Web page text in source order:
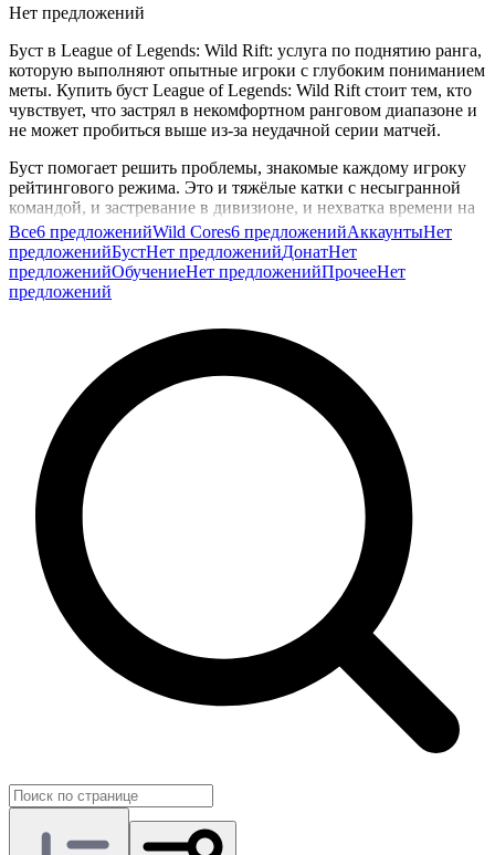
Нет предложений
Буст в League of Legends: Wild Rift: услуга по поднятию ранга,
которую выполняют опытные игроки с глубоким пониманием
меты. Купить буст League of Legends: Wild Rift стоит тем, кто
чувствует, что застрял в некомфортном ранговом диапазоне и
не может пробиться выше из-за неудачной серии матчей.
Буст помогает решить проблемы, знакомые каждому игроку
рейтингового режима. Это и тяжёлые катки с несыгранной
командой, и застревание в дивизионе, и нехватка времени на
стабильную игру ранкеда. Исполнитель поднимает ранг, давая
вам доступ к адекватному пулу соперников, где ваши личные
навыки и понимание меты начинают работать эффективнее.
Это важно и для PvP-удовольствия, и для сезонных наград.
Особенно полезен буст перед завершением сезона, когда
хочется закрепиться в более высоком дивизионе и получить
соответствующие награды. Вы экономите время и
возвращаетесь в игру уже с адекватным окружением.
На GG.Store вы выбираете исполнителя для буста Wild Rift
среди опытных игроков и согласовываете формат напрямую.
Все6 предложенийWild Cores6 предложенийАккаунтыНет
предложенийБустНет предложенийДонатНет
предложенийОбучениеНет предложенийПрочееНет
предложений